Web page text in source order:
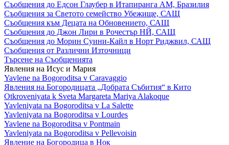
Съобщения до Едсон Глаубер в Итапиранга АМ, Бразилия
Съобщения за Светото семейство Убежище, САЩ
Съобщения към Децата на Обновението, САЩ
Съобщения до Джон Лири в Рочестър НЙ, САЩ
Съобщения до Морин Суини-Кайл в Норт Риджвил, САЩ
Съобщения от Различни Източници
Търсене на Съобщенията
Явления на Исус и Мария
Yavlene na Bogoroditsa v Caravaggio
Явления на Богородицата „Добрата Събития“ в Кито
Otkroveniyata k Sveta Margareta Mariya Alakoque
Yavleniyata na Bogoroditsa v La Salette
Yavleniyata na Bogoroditsa v Lourdes
Yavlene na Bogoroditsa v Pontmain
Yavleniyata na Bogoroditsa v Pellevoisin
Явление на Богородица в Нок